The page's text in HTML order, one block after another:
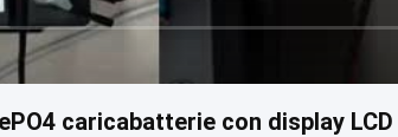
caricabatterie con display LCD